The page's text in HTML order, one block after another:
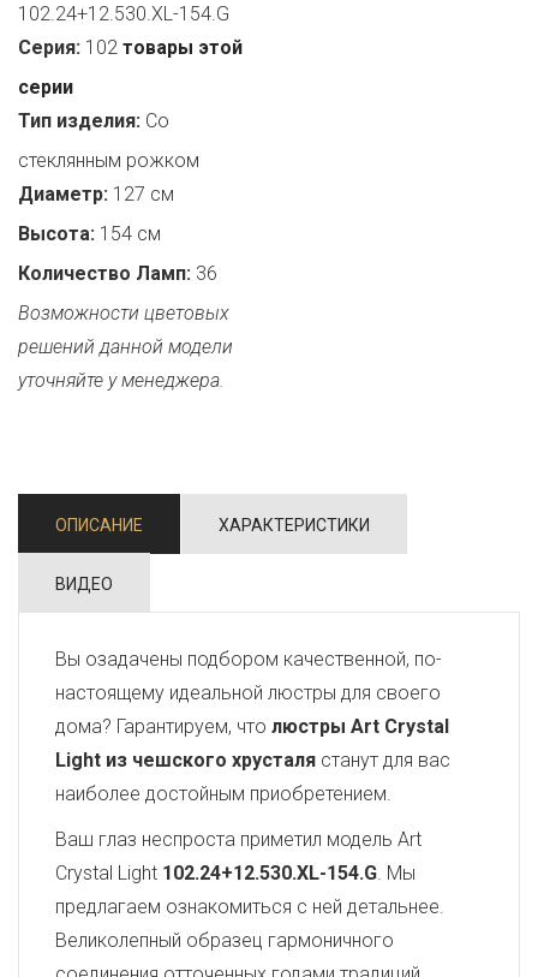
102.24+12.530.XL-154.G
Серия: 102 товары этой
серии
Тип изделия: Со
стеклянным рожком
Диаметр: 127 см
Высота: 154 см
Количество Ламп: 36
Возможности цветовых
решений данной модели
уточняйте у менеджера.
ОПИСАНИЕ ХАРАКТЕРИСТИКИ
ВИДЕО
Вы озадачены подбором качественной, по-
настоящему идеальной люстры для своего
дома? Гарантируем, что люстры Art Crystal
Light из чешского хрусталя станут для вас
наиболее достойным приобретением.
Ваш глаз неспроста приметил модель Art
Crystal Light 102.24+12.530.XL-154.G. Мы
предлагаем ознакомиться с ней детальнее.
Великолепный образец гармоничного